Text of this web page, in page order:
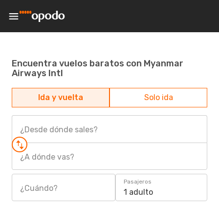
Encuentra vuelos baratos con Myanmar
Airways Intl
Ida y vuelta Solo ida
¿Desde dónde sales?
¿A dónde vas?
¿Cuándo?
Pasajeros
1 adulto